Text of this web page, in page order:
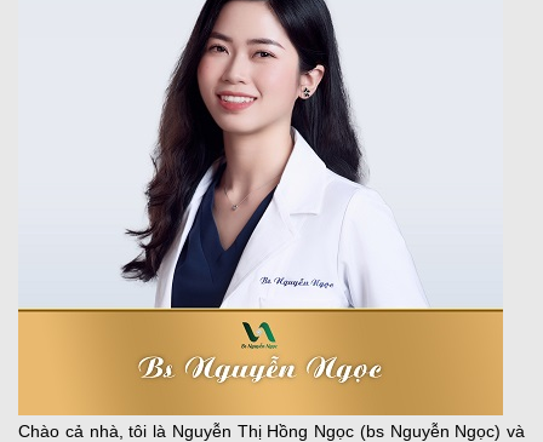
Chào cả nhà, tôi là Nguyễn Thị Hồng Ngọc (bs Nguyễn Ngọc) và